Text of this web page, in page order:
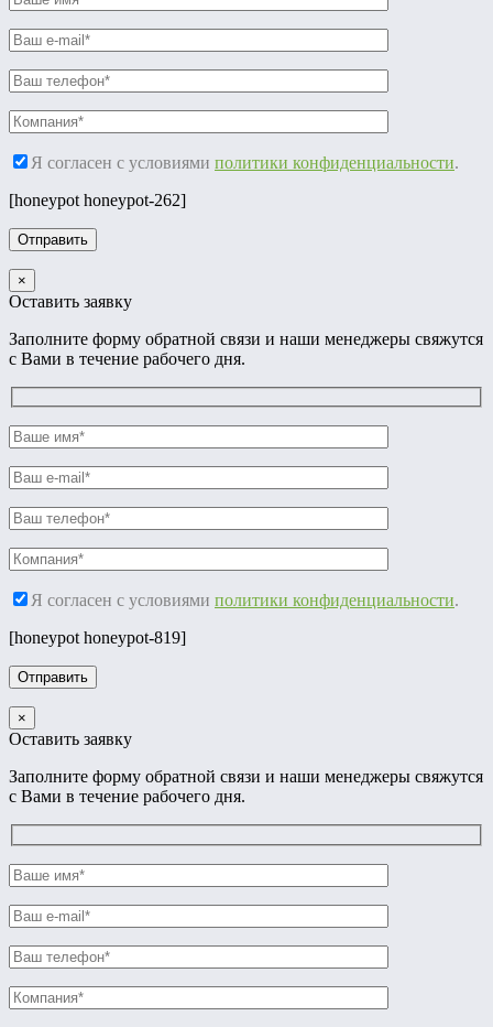
Я согласен с условиями политики конфиденциальности.
[honeypot honeypot-262]
×
Оставить заявку
Заполните форму обратной связи и наши менеджеры свяжутся
с Вами в течение рабочего дня.
Я согласен с условиями политики конфиденциальности.
[honeypot honeypot-819]
×
Оставить заявку
Заполните форму обратной связи и наши менеджеры свяжутся
с Вами в течение рабочего дня.